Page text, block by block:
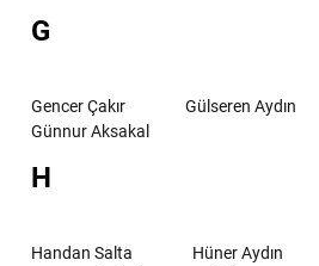
G
Gencer Çakır
Gülseren Aydın
Günnur Aksakal
H
Handan Salta
Hüner Aydın